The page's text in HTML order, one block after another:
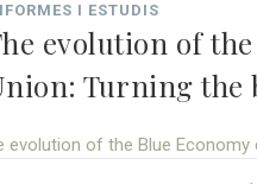
I ESTUDIS
evolution of
Turning the